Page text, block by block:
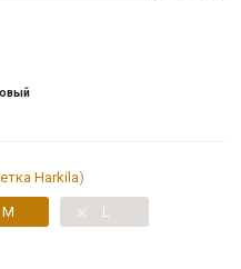
Harkila)
M L